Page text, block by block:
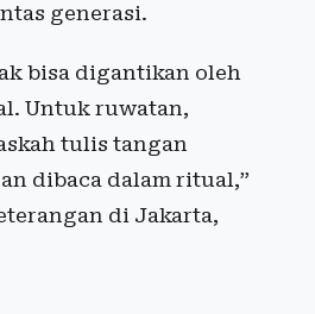
generasi.
bisa digantikan oleh
Untuk ruwatan,
tulis tangan
dibaca dalam ritual,”
di Jakarta,